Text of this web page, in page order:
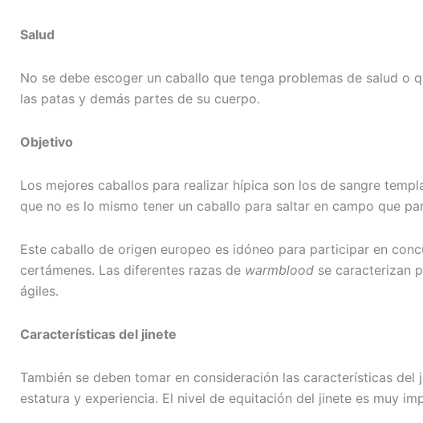
Salud
No se debe escoger un caballo que tenga problemas de salud o
las patas y demás partes de su cuerpo.
Objetivo
Los mejores caballos para realizar hípica son los de sangre
que no es lo mismo tener un caballo para saltar en campo que
Este caballo de origen europeo es idóneo para participar en
certámenes. Las diferentes razas de warmblood se caracterizan
ágiles.
Características del jinete
También se deben tomar en consideración las características del
estatura y experiencia. El nivel de equitación del jinete es muy